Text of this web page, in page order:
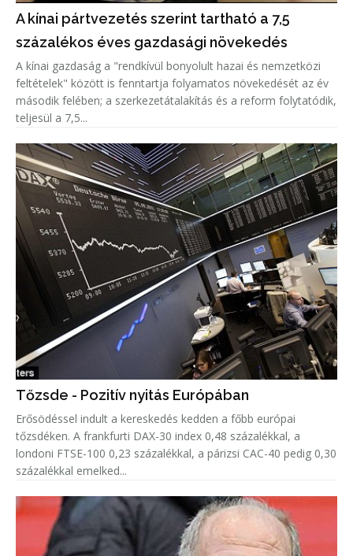
A kínai pártvezetés szerint tartható a 7,5
százalékos éves gazdasági növekedés
A kínai gazdaság a "rendkívül bonyolult hazai és nemzetközi
feltételek" között is fenntartja folyamatos növekedését az év
második felében; a szerkezetátalakítás és a reform folytatódik,
teljesül a 7,5...
Tőzsde - Pozitív nyitás Európában
Erősödéssel indult a kereskedés kedden a főbb európai
tőzsdéken. A frankfurti DAX-30 index 0,48 százalékkal, a
londoni FTSE-100 0,23 százalékkal, a párizsi CAC-40 pedig 0,30
százalékkal emelked...